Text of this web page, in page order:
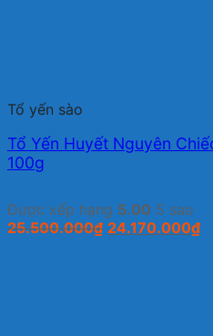
Tổ yến sào
Tổ Yến Huyết Nguyên
100g
Được xếp hạng 5.00 5 sao
25.500.000₫ Giá
24.170.000₫Giá